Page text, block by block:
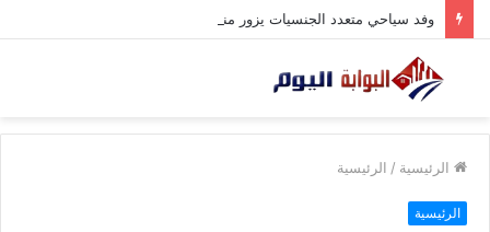
وفد سياحي متعدد الجنسيات يزور منطقة آثار بني حسن
الرئيسية / الرئيسية
الرئيسية